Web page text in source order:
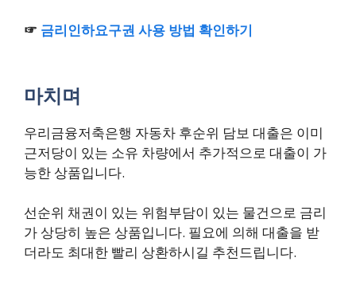
☞ 금리인하요구권 사용 방법 확인하기
마치며
우리금융저축은행 자동차 후순위 담보 대출은 이미
근저당이 있는 소유 차량에서 추가적으로 대출이 가
능한 상품입니다.
선순위 채권이 있는 위험부담이 있는 물건으로 금리
가 상당히 높은 상품입니다. 필요에 의해 대출을 받
더라도 최대한 빨리 상환하시길 추천드립니다.